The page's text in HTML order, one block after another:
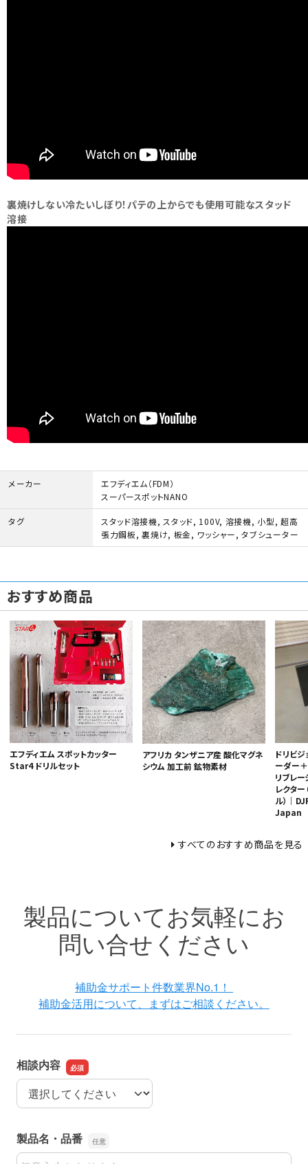
裏焼けしない冷たいしぼり！パテの上からでも使用可能なスタッド
溶接
メーカー
エフディエム（FDM）
スーパースポットNANO
タグ スタッド溶接機, スタッド, 100V, 溶接機, 小型, 超高
張力鋼板,裏焼け, 板金, ワッシャー,タブシューター
おすすめ商品
エフディエム スポットカッター
Star4 ドリルセット
アフリカ タンザニア産 酸化マグネ
シウム 加工前 鉱物素材
ドリビ
ーダー
リブレ
レクタ
ル）｜
Japan
すべてのおすすめ商品を見る